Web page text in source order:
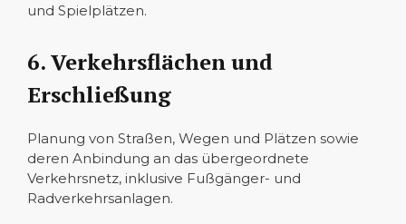
und Spielplätzen.
6. Verkehrsflächen und
Erschließung
Planung von Straßen, Wegen und Plätzen sowie
deren Anbindung an das übergeordnete
Verkehrsnetz, inklusive Fußgänger- und
Radverkehrsanlagen.